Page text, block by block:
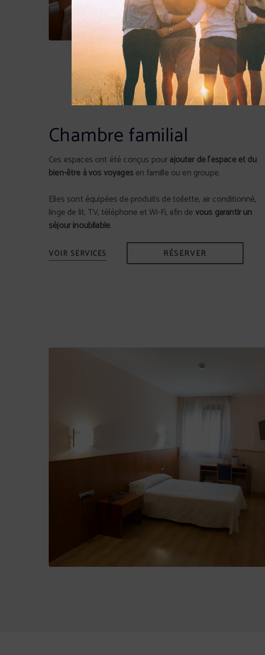
Chambre familial
Ces espaces ont été conçus pourajouter de l’espaceetdu
bien-être à vos voyagesen famille ou en groupe.
Elles sont équipées de produits de toilette, air conditionné,
linge de lit, TV, téléphone et Wi-Fi, afin de vous garantir un
séjour inoubliable.
RÉSERVER